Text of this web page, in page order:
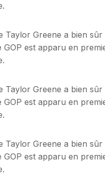
Taylor Greene a bien sûr
est apparu en
Taylor Greene a bien sûr
est apparu en
Taylor Greene a bien sûr
est apparu en